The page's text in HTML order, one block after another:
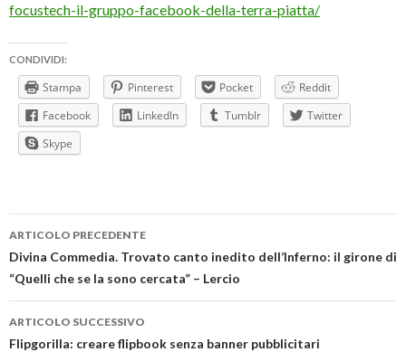
focustech-il-gruppo-facebook-della-terra-piatta/
CONDIVIDI:
Stampa Pinterest Pocket
Reddit
Facebook
LinkedIn Tumblr
Twitter
Skype
Navigazione
articolo
ARTICOLO PRECEDENTE
Divina Commedia. Trovato canto inedito dell’Inferno: il girone di
“Quelli che se la sono cercata” – Lercio
ARTICOLO SUCCESSIVO
Flipgorilla: creare flipbook senza banner pubblicitari